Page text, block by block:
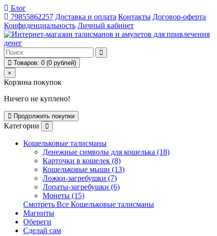
Блог
79855862257 Доставка и оплата Контакты Договор-оферта
Конфиденциальность Личный кабинет
Товаров: 0 (0 рублей)
×
Корзина покупок
Ничего не куплено!
Продолжить покупки
Категории
Кошельковые талисманы
Денежные символы для кошелька (18)
Карточки в кошелек (8)
Кошельковые мыши (13)
Ложки-загребушки (7)
Лопаты-загребушки (6)
Монеты (15)
Смотреть Все Кошельковые талисманы
Магниты
Обереги
Сделай сам